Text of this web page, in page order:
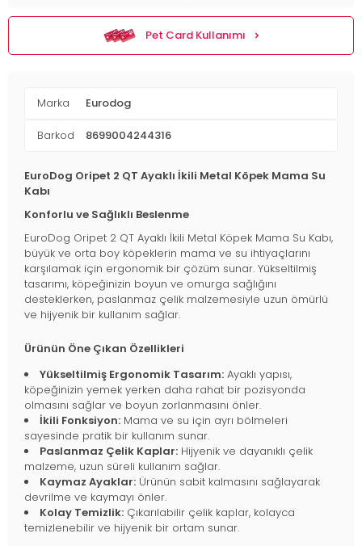
Pet Card Kullanımı
Marka Eurodog
Barkod 8699004244316
EuroDog Oripet 2 QT Ayaklı İkili Metal Köpek Mama Su
Kabı
Konforlu ve Sağlıklı Beslenme
EuroDog Oripet 2 QT Ayaklı İkili Metal Köpek Mama Su Kabı,
büyük ve orta boy köpeklerin mama ve su ihtiyaçlarını
karşılamak için ergonomik bir çözüm sunar. Yükseltilmiş
tasarımı, köpeğinizin boyun ve omurga sağlığını
desteklerken, paslanmaz çelik malzemesiyle uzun ömürlü
ve hijyenik bir kullanım sağlar.
Ürünün Öne Çıkan Özellikleri
Yükseltilmiş Ergonomik Tasarım: Ayaklı yapısı,
köpeğinizin yemek yerken daha rahat bir pozisyonda
olmasını sağlar ve boyun zorlanmasını önler.
İkili Fonksiyon: Mama ve su için ayrı bölmeleri
sayesinde pratik bir kullanım sunar.
Paslanmaz Çelik Kaplar: Hijyenik ve dayanıklı çelik
malzeme, uzun süreli kullanım sağlar.
Kaymaz Ayaklar: Ürünün sabit kalmasını sağlayarak
devrilme ve kaymayı önler.
Kolay Temizlik: Çıkarılabilir çelik kaplar, kolayca
temizlenebilir ve hijyenik bir ortam sunar.